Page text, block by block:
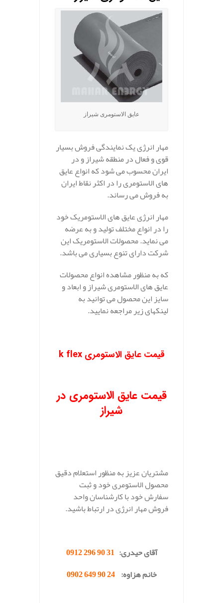
عایق الاستومری شیراز
مهار انرژی یک نمایندگی فروش بسیار
قوی و فعال در منطقه شیراز و در
ایران محسوب می شود که انواع عایق
های الاستومری را در اکثر نقاط ایران
به فروش می رساند.
مهار انرژی عایق های الاستومریک خود
را در انواع مختلف تولید و به عرضه
می نماید. محصولات الاستومریک این
شرکت دارای تنوع بسیاری می باشد.
که به منظور مشاهده انواع محصولات
عایق های الاستومری شیراز و ابعاد و
سایز این محصول می توانید به
لینکهای زیر مراجعه نمایید.
قیمت عایق الاستومری k flex
قیمت عایق الاستومری در
شیراز
مشتریان عزیز به منظور استعلام دقیق
محصول الاستومری خود و ثبت
سفارش خود با کارشناسان واحد
فروش مهار انرژی در ارتباط باشید.
آقای حیدری: 31 90 296 0912
خانم هزاوه:24 90 649 0902